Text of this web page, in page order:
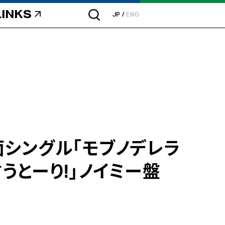
JP ENG
ングル「モブノデレラ
とーり!」ノイミー盤